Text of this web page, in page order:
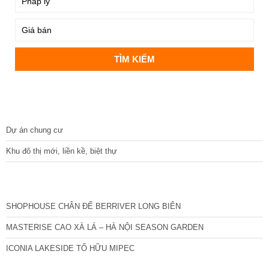
Dự án chung cư
Khu đô thị mới, liền kề, biệt thự
SHOPHOUSE CHÂN ĐẾ BERRIVER LONG BIÊN
MASTERISE CAO XÀ LÁ – HÀ NỘI SEASON GARDEN
ICONIA LAKESIDE TỐ HỮU MIPEC